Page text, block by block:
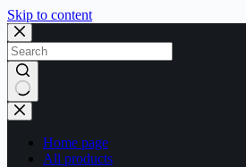
Skip to content
No
results
Home page
All products